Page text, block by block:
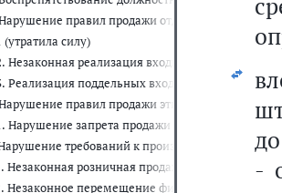
правил продажи отдельных видов
силу)
Незаконная реализация входных билетов на
Реализация поддельных входных билетов на
правил продажи этилового спирта,
Нарушение запрета продажи безалкогольных
требований к производству или
Незаконная розничная продажа алкогольной
Незаконное перемещение физическими
-